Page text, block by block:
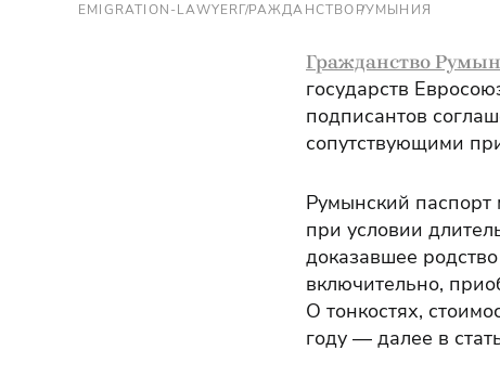
EMIGRATION-LAWYERГРАЖДАНСТВОРУМЫНИЯ
Гражданство
государств
подписантов
сопутствующими
Румынский
при условии
доказавшее
включительно,
О тонкостях,
году — далее в